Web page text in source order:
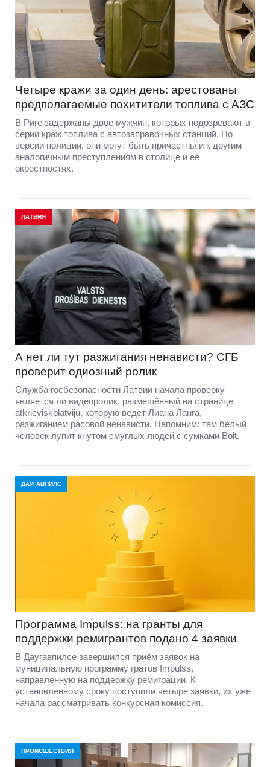
Четыре кражи за один день: арестованы
предполагаемые похитители топлива с АЗС
В Риге задержаны двое мужчин, которых подозревают в
серии краж топлива с автозаправочных станций. По
версии полиции, они могут быть причастны и к другим
аналогичным преступлениям в столице и её
окрестностях.
ЛАТВИЯ
А нет ли тут разжигания ненависти? СГБ
проверит одиозный ролик
Служба госбезопасности Латвии начала проверку —
является ли видеоролик, размещённый на странице
atkrieviskolatviju, которую ведёт Лиана Ланга,
разжиганием расовой ненависти. Напомним: там белый
человек лупит кнутом смуглых людей с сумками Bolt.
ДАУГАВПИЛС
Программа Impulss: на гранты для
поддержки ремигрантов подано 4 заявки
В Даугавпилсе завершился приём заявок на
муниципальную программу гратов Impulss,
направленную на поддержку ремиграции. К
установленному сроку поступили четыре заявки, их уже
начала рассматривать конкурсная комиссия.
ПРОИСШЕСТВИЯ